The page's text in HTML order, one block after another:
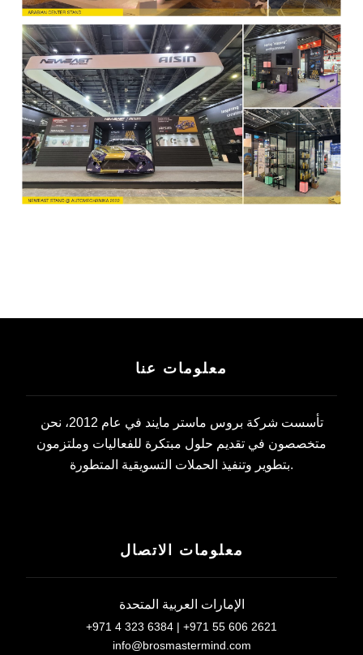
معلومات عنا
تأسست شركة بروس ماستر مايند في عام 2012، نحن
متخصصون في تقديم حلول مبتكرة للفعاليات وملتزمون
بتطوير وتنفيذ الحملات التسويقية المتطورة.
معلومات الاتصال
الإمارات العربية المتحدة
+971 4 323 6384 | +971 55 606 2621
info@brosmastermind.com